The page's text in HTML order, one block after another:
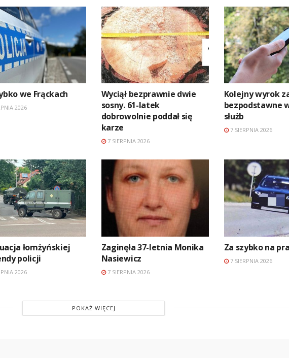
we Frąckach
2026
Wyciął bezprawnie dwie
sosny. 61-latek
dobrowolnie poddał się
karze
7 SIERPNIA 2026
Kolejny wyrok
bezpodstawne
służb
7 SIERPNIA 2026
łomżyńskiej
policji
2026
Zaginęła 37-letnia Monika
Nasiewicz
7 SIERPNIA 2026
Za szybko na
7 SIERPNIA 2026
POKAŻ WIĘCEJ